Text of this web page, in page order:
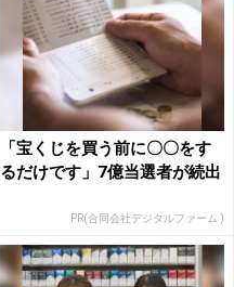
「宝くじを買う前に〇〇をす
るだけです」7億当選者が続出
PR(合同会社デジタルファーム )